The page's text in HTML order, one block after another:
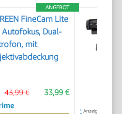
ANGEBOT
FineCam Lite
Autofokus, Dual-
mit
33,99 €
43,99 €
* Anzeige